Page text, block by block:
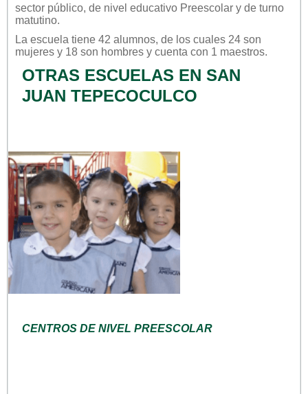
sector público, de nivel educativo Preescolar y de turno
matutino.
La escuela tiene 42 alumnos, de los cuales 24 son
mujeres y 18 son hombres y cuenta con 1 maestros.
OTRAS ESCUELAS EN SAN
JUAN TEPECOCULCO
CENTROS DE NIVEL PREESCOLAR